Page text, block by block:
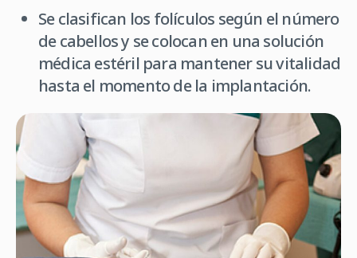
Se clasifican los folículos según el número
de cabellos y se colocan en una solución
médica estéril para mantener su vitalidad
hasta el momento de la implantación.